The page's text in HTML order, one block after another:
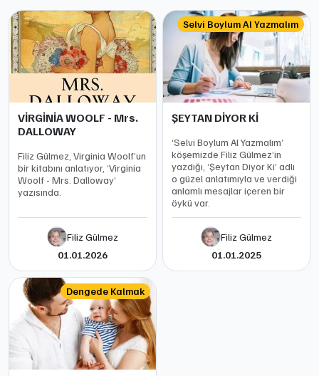
VİRGİNİA WOOLF - Mrs.
DALLOWAY
Filiz Gülmez, Virginia Woolf’un
bir kitabını anlatıyor, ‘Virginia
Woolf - Mrs. Dalloway’
yazısında.
Filiz Gülmez
01.01.2026
Selvi Boylum Al Yazmalım
ŞEYTAN DİYOR Kİ
‘Selvi Boylum Al Yazmalım’
köşemizde Filiz Gülmez’in
yazdığı, ‘Şeytan Diyor Ki’ adlı
o güzel anlatımıyla ve verdiği
anlamlı mesajlar içeren bir
öykü var.
Filiz Gülmez
01.01.2025
Dengede Kalmak